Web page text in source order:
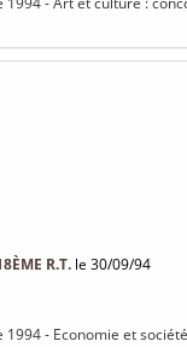
R.T. le 30/09/94
- Economie et